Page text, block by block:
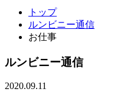
トップ
ルンビニー通信
お仕事
ルンビニー通信
2020.09.11